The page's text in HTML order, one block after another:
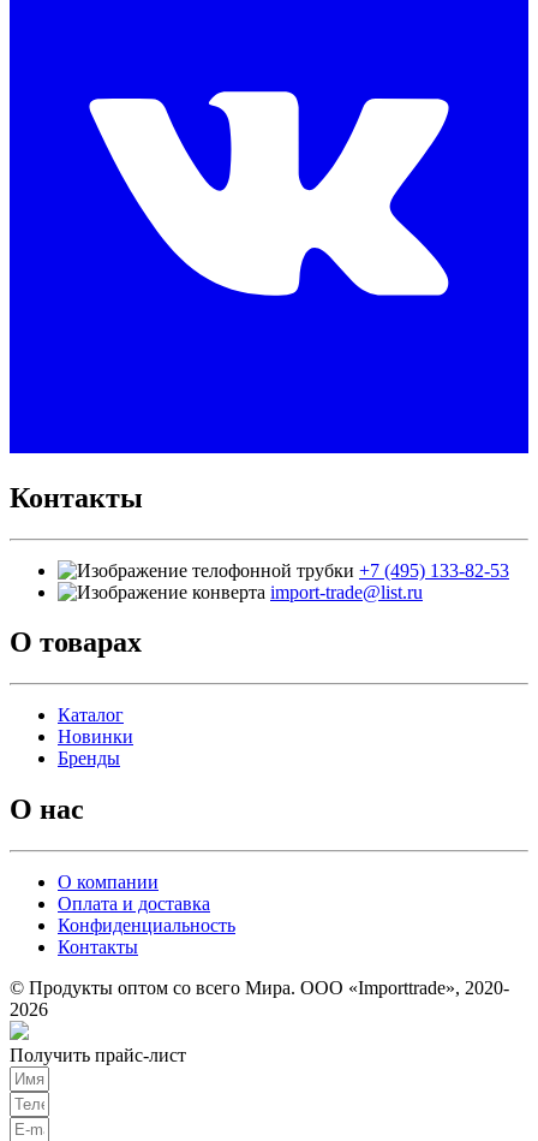
Контакты
+7 (495) 133-82-53
import-trade@list.ru
О товарах
Каталог
Новинки
Бренды
О нас
О компании
Оплата и доставка
Конфиденциальность
Контакты
© Продукты оптом со всего Мира. ООО «Importtrade», 2020-
2026
Получить прайс-лист